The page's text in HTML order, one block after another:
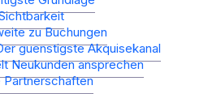
zu Buchungen
guenstigste Akquisekanal
Neukunden ansprechen
Partnerschaften